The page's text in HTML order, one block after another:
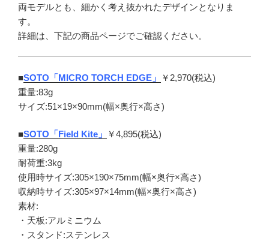
両モデルとも、細かく考え抜かれたデザインとなりま
す。
詳細は、下記の商品ページでご確認ください。
■SOTO「MICRO TORCH EDGE」
￥2,970(税込)
重量:83g
サイズ:51×19×90mm(幅×奥行×高さ)
■SOTO「Field Kite」
￥4,895(税込)
重量:280g
耐荷重:3kg
使用時サイズ:305×190×75mm(幅×奥行×高さ)
収納時サイズ:305×97×14mm(幅×奥行×高さ)
素材:
・天板:アルミニウム
・スタンド:ステンレス